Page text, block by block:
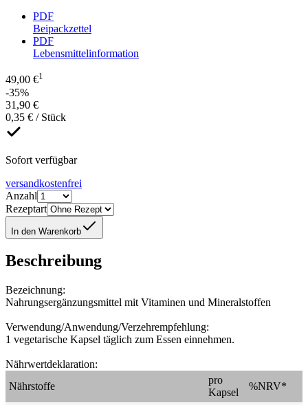
PDF
Beipackzettel
PDF
Lebensmittelinformation
49,00 €1
-35%
31,90 €
0,35 € / Stück
Sofort verfügbar
versandkostenfrei
Anzahl
Rezeptart
In den Warenkorb
Beschreibung
Bezeichnung:
Nahrungsergänzungsmittel mit Vitaminen und Mineralstoffen
Verwendung/Anwendung/Verzehrempfehlung:
1 vegetarische Kapsel täglich zum Essen einnehmen.
Nährwertdeklaration:
Nährstoffe
pro
Kapsel
%NRV*